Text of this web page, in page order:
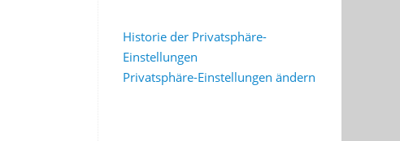
Historie der Privatsphäre-
Einstellungen
Privatsphäre-Einstellungen ändern